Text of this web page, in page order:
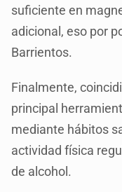
suficiente en
adicional, eso por
Barrientos.
Finalmente,
principal
mediante hábitos
actividad física
de alcohol.